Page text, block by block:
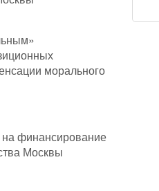
морального
на финансирование
Москвы